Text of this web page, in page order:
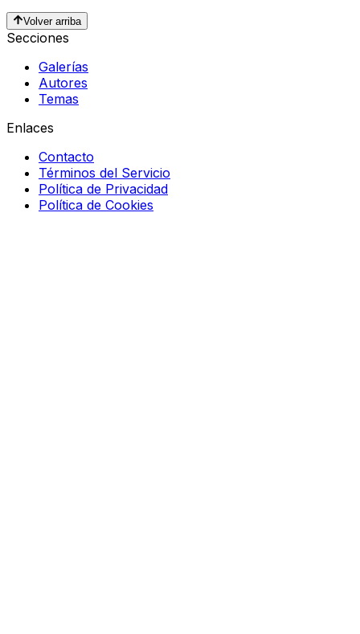
Volver arriba
Secciones
Galerías
Autores
Temas
Enlaces
Contacto
Términos del Servicio
Política de Privacidad
Política de Cookies